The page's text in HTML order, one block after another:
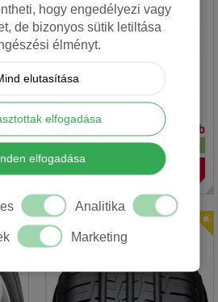
T-
db
Rotalla 195/65R15 91V RH02
14 990 Ft/ db
raktáron
hogy engedélyezi vagy
de bizonyos sütik letiltása
élményt.
elutasítása
elfogadása
elfogadása
Analitika
Marketing